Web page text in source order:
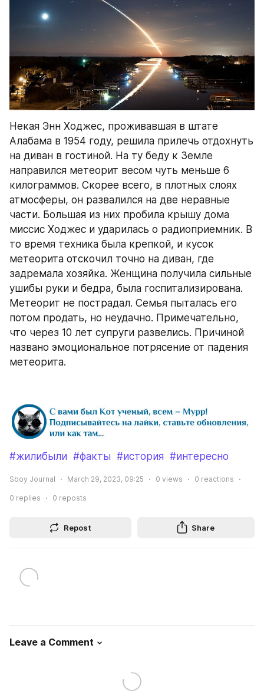
Некая Энн Ходжес, проживавшая в штате
Алабама в 1954 году, решила прилечь отдохнуть
на диван в гостиной. На ту беду к Земле
направился метеорит весом чуть меньше 6
килограммов. Скорее всего, в плотных слоях
атмосферы, он развалился на две неравные
части. Большая из них пробила крышу дома
миссис Ходжес и ударилась о радиоприемник. В
то время техника была крепкой, и кусок
метеорита отскочил точно на диван, где
задремала хозяйка. Женщина получила сильные
ушибы руки и бедра, была госпитализирована.
Метеорит не пострадал. Семья пыталась его
потом продать, но неудачно. Примечательно,
что через 10 лет супруги развелись. Причиной
названо эмоциональное потрясение от падения
метеорита.
#жилибыли #факты #история #интересно
Sboy Journal March 29, 2023, 09:25 0 views 0 reactions
0 replies 0 reposts
Repost Share
Leave a Comment